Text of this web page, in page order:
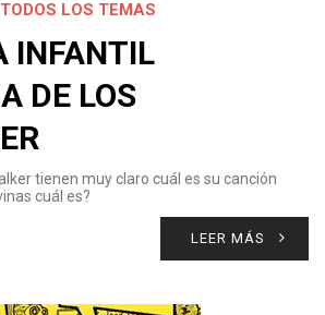
LOS TEMAS
INFANTIL
DE LOS
tienen muy claro cuál es su canción
cuál es?
LEER MÁS